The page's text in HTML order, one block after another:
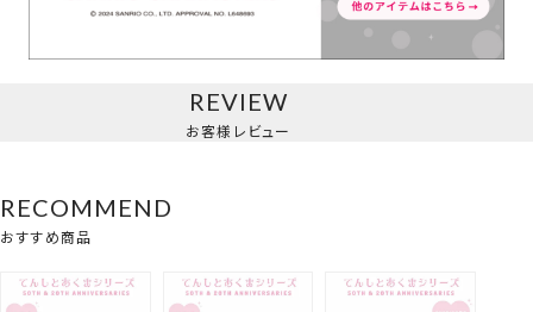
REVIEW
お客様レビュー
RECOMMEND
おすすめ商品